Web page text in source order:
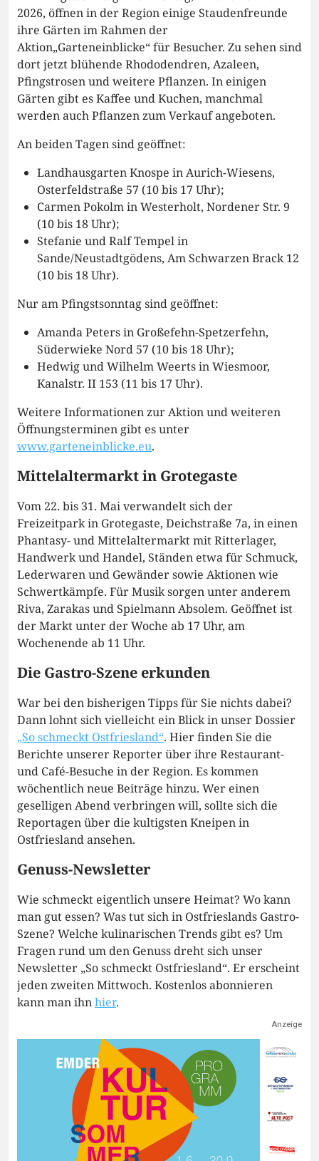
2026, öffnen in der Region einige Staudenfreunde
ihre Gärten im Rahmen der
Aktion„Garteneinblicke“ für Besucher. Zu sehen sind
dort jetzt blühende Rhododendren, Azaleen,
Pfingstrosen und weitere Pflanzen. In einigen
Gärten gibt es Kaffee und Kuchen, manchmal
werden auch Pflanzen zum Verkauf angeboten.
An beiden Tagen sind geöffnet:
Landhausgarten Knospe in Aurich-Wiesens,
Osterfeldstraße 57 (10 bis 17 Uhr);
Carmen Pokolm in Westerholt, Nordener Str. 9
(10 bis 18 Uhr);
Stefanie und Ralf Tempel in
Sande/Neustadtgödens, Am Schwarzen Brack 12
(10 bis 18 Uhr).
Nur am Pfingstsonntag sind geöffnet:
Amanda Peters in Großefehn-Spetzerfehn,
Süderwieke Nord 57 (10 bis 18 Uhr);
Hedwig und Wilhelm Weerts in Wiesmoor,
Kanalstr. II 153 (11 bis 17 Uhr).
Weitere Informationen zur Aktion und weiteren
Öffnungsterminen gibt es unter
www.garteneinblicke.eu.
Mittelaltermarkt in Grotegaste
Vom 22. bis 31. Mai verwandelt sich der
Freizeitpark in Grotegaste, Deichstraße 7a, in einen
Phantasy- und Mittelaltermarkt mit Ritterlager,
Handwerk und Handel, Ständen etwa für Schmuck,
Lederwaren und Gewänder sowie Aktionen wie
Schwertkämpfe. Für Musik sorgen unter anderem
Riva, Zarakas und Spielmann Absolem. Geöffnet ist
der Markt unter der Woche ab 17 Uhr, am
Wochenende ab 11 Uhr.
Die Gastro-Szene erkunden
War bei den bisherigen Tipps für Sie nichts dabei?
Dann lohnt sich vielleicht ein Blick in unser Dossier
„So schmeckt Ostfriesland“. Hier finden Sie die
Berichte unserer Reporter über ihre Restaurant-
und Café-Besuche in der Region. Es kommen
wöchentlich neue Beiträge hinzu. Wer einen
geselligen Abend verbringen will, sollte sich die
Reportagen über die kultigsten Kneipen in
Ostfriesland ansehen.
Genuss-Newsletter
Wie schmeckt eigentlich unsere Heimat? Wo kann
man gut essen? Was tut sich in Ostfrieslands Gastro-
Szene? Welche kulinarischen Trends gibt es? Um
Fragen rund um den Genuss dreht sich unser
Newsletter „So schmeckt Ostfriesland“. Er erscheint
jeden zweiten Mittwoch. Kostenlos abonnieren
kann man ihnhier.
Anzeige